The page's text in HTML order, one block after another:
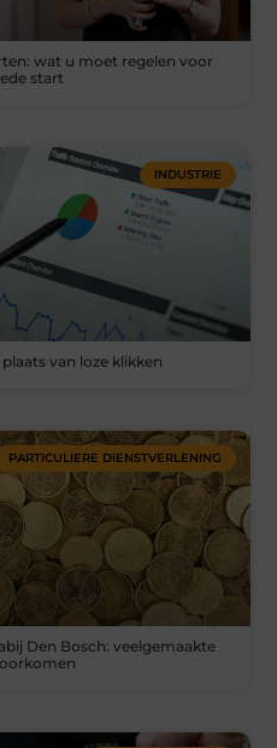
wat u moet regelen voor
start
INDUSTRIE
van loze klikken
PARTICULIERE DIENSTVERLENING
Den Bosch: veelgemaakte